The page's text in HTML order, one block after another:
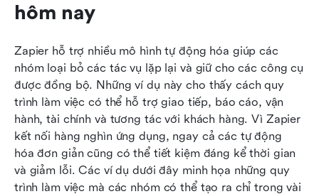
hôm nay
Zapier hỗ trợ nhiều mô hình tự động hóa giúp các
nhóm loại bỏ các tác vụ lặp lại và giữ cho các công cụ
được đồng bộ. Những ví dụ này cho thấy cách quy
trình làm việc có thể hỗ trợ giao tiếp, báo cáo, vận
hành, tài chính và tương tác với khách hàng. Vì Zapier
kết nối hàng nghìn ứng dụng, ngay cả các tự động
hóa đơn giản cũng có thể tiết kiệm đáng kể thời gian
và giảm lỗi. Các ví dụ dưới đây minh họa những quy
trình làm việc mà các nhóm có thể tạo ra chỉ trong vài